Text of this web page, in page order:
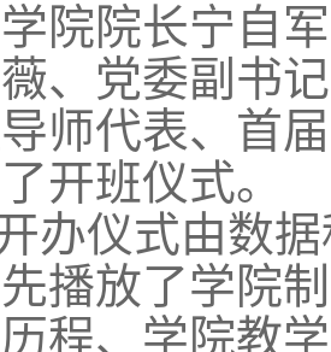
院院长宁自
、党委副书
师代表、首
开班仪式。
办仪式由数
播放了学院
程、学院教